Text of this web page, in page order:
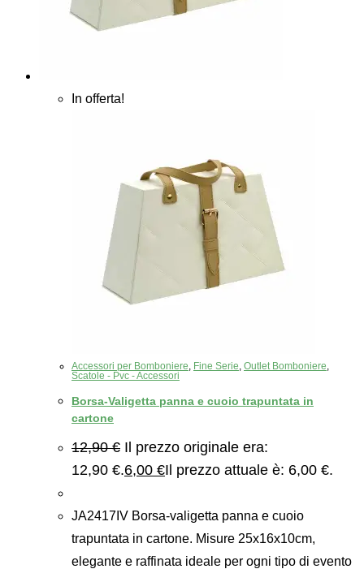
In offerta!
Accessori per Bomboniere Fine Serie Outlet Bomboniere
Scatole - Pvc - Accessori
Borsa-Valigetta panna e cuoio trapuntata in
cartone
12,90€ Il prezzo originale era:
12,90 €.6,00 €Il prezzo attuale è: 6,00 €.
JA2417IV Borsa-valigetta panna e cuoio
trapuntata in cartone. Misure 25x16x10cm,
elegante e raffinata ideale per ogni tipo di evento